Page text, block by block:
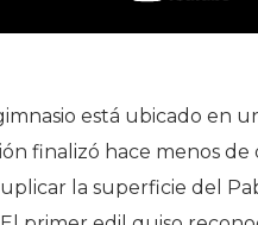
está ubicado en
finalizó hace menos de
la superficie del